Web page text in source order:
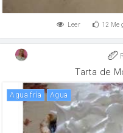
Leer 12 Me
Tarta de
Agua fría agua